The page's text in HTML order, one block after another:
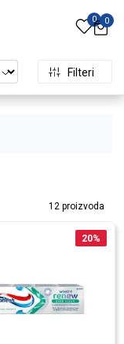
0 0
Filteri
12 proizvoda
20%